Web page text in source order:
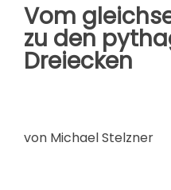
Vom
zu den
Dreiecken
von Michael Stelzner